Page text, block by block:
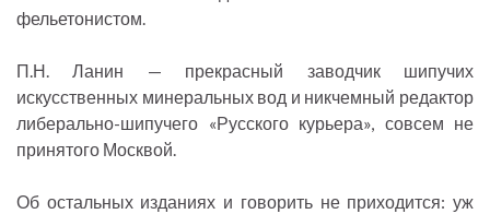
фельетонистом.
П.Н. Ланин — прекрасный заводчик шипучих
искусственных минеральных вод и никчемный редактор
либерально-шипучего «Русского курьера», совсем не
принятого Москвой.
Об остальных изданиях и говорить не приходится: уж